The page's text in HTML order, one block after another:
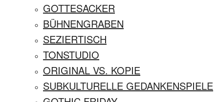
GOTTESACKER
BÜHNENGRABEN
SEZIERTISCH
TONSTUDIO
ORIGINAL VS. KOPIE
SUBKULTURELLE GEDANKENSPIELE